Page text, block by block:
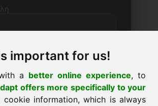
important for us!
a better online experience, to
offers more specifically to your
information, which is always